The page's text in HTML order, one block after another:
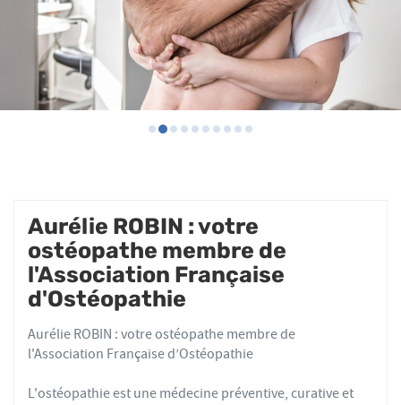
Aurélie ROBIN : votre
ostéopathe membre de
l'Association Française
d'Ostéopathie
Aurélie ROBIN : votre ostéopathe membre de
l'Association Française d’Ostéopathie
L'ostéopathie est une médecine préventive, curative et